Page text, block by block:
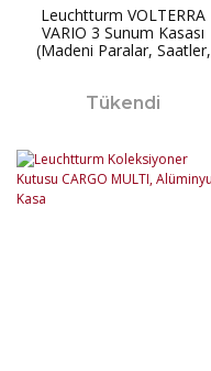
Leuchtturm VOLTERRA
VARIO 3 Sunum Kasası
(Madeni Paralar, Saatler,
Tükendi